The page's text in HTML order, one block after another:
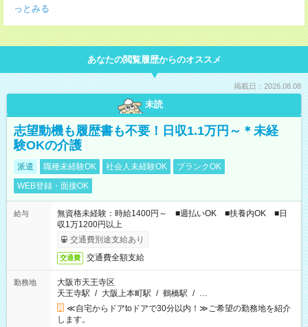
っとみる
あなたの閲覧履歴からのオススメ
掲載日：2026.08.08
未読
志望動機も履歴書も不要！日収1.1万円～＊未経
験OKの介護
派遣 職種未経験OK 社会人未経験OK
ブランクOK
WEB登録・面接OK
給与
無資格未経験：時給1400円～ ■週払いOK ■扶養内OK ■日
収1万1200円以上
交通費別途支給あり
交通費 交通費全額支給
勤務地
大阪市天王寺区
天王寺駅 / 大阪上本町駅 / 鶴橋駅 / …
≪自宅からドアtoドアで30分以内！≫ご希望の勤務地を紹介
します。